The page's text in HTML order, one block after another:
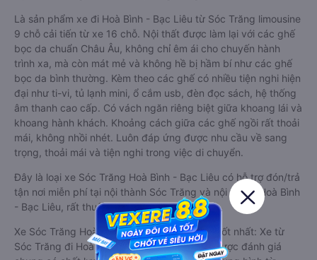
Là sản phẩm xe đi Hoà Bình - Bạc Liêu từ Sóc Trăng limousine
9 chỗ cải tiến từ xe 16 chỗ. Nội thất được làm lại với các ghế
bọc da chuẩn Châu Âu, không chỉ êm ái cho chuyến hành
trình xa, mà còn mát mẻ và không hề bị hầm bí như các ghế
bọc da bình thường. Kèm theo các ghế có nhiều tiện nghi hiện
đại như ti-vi, tủ lạnh mini, ổ cắm usb, đèn đọc sách, hệ thống
âm thanh cao cấp. Có vách ngăn riêng biệt giữa khoang lái và
khoang hành khách. Khoảng cách giữa các ghế ngồi rất thoải
mái, không nhồi nhét. Luôn đáp ứng được nhu cầu về sang
trọng, thoải mái và tiện nghi trong việc di chuyển.
Đây là loại xe Sóc Trăng Hoà Bình - Bạc Liêu có hỗ trợ đón/trả
tận nơi miễn phí tại nội thành Sóc Trăng và nội thành Hoà Bình
- Bạc Liêu, rất thuận tiện cho du khách.
Xe Sóc Trăng Hoà Bình - Bạc Liêu limousine tốt nhất: Xe từ
Sóc Trăng đi Hoà Bình - Bạc Liêu limousine được đánh giá